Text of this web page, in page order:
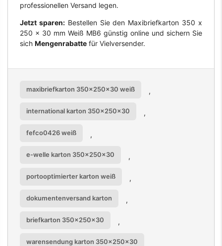
professionellen Versand legen.
Jetzt sparen:Bestellen Sie den Maxibriefkarton 350 x
250 x 30 mm Weiß MB6 günstig online und sichern Sie
sich Mengenrabattefür Vielversender.
maxibriefkarton 350x250x30 weiß ,
international karton 350x250x30 ,
fefco0426 weiß ,
e-welle karton 350x250x30 ,
portooptimierter karton weiß ,
dokumentenversand karton ,
briefkarton 350x250x30 ,
warensendung karton 350x250x30